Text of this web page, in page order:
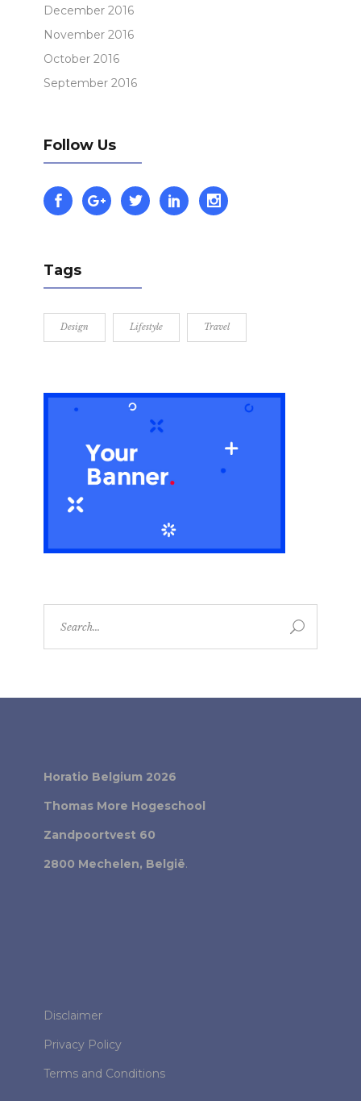
December 2016
November 2016
October 2016
September 2016
Follow Us
Tags
Design Lifestyle Travel
Horatio Belgium 2026
Thomas More Hogeschool
Zandpoortvest 60
2800 Mechelen, België.
Disclaimer
Privacy Policy
Terms and Conditions